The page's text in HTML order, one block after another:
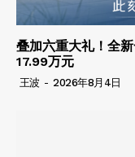
叠加六重大礼！全
17.99万元
王波 - 2026年8月4日